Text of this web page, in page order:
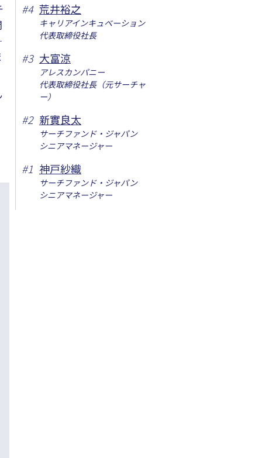
#4 荒井裕之
キャリアインキュベーション
代表取締役社長
#3 大富涼
アレスカンパニー
代表取締役社長（元サーチャ
ー）
#2 新實良太
サーチファンド・ジャパン
シニアマネージャー
#1 神戸紗織
サーチファンド・ジャパン
シニアマネージャー